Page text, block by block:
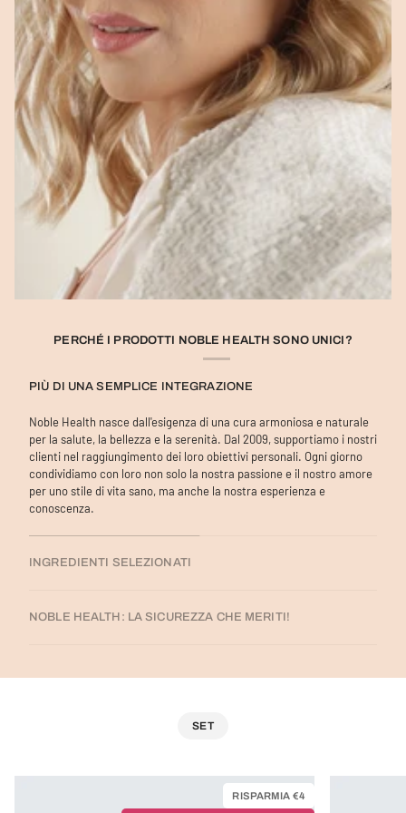
PERCHÉ I PRODOTTI NOBLE HEALTH SONO UNICI?
PIÙ DI UNA SEMPLICE INTEGRAZIONE
Noble Health nasce dall'esigenza di una cura armoniosa e naturale
per la salute, la bellezza e la serenità. Dal 2009, supportiamo i nostri
clienti nel raggiungimento dei loro obiettivi personali. Ogni giorno
condividiamo con loro non solo la nostra passione e il nostro amore
per uno stile di vita sano, ma anche la nostra esperienza e
conoscenza.
INGREDIENTI SELEZIONATI
NOBLE HEALTH: LA SICUREZZA CHE MERITI!
SET
RISPARMIA €4